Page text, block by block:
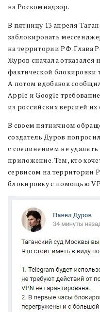
на Роскомнадзор.
В пятницу 13 апреля
заблокировать
на территории РФ. Глава
Журов сначала отказался
фактической блокировки
А потом вдобавок
Apple и Google
из российских версией
В своем пятничном
создатель Дуров
с соединением не
приложение. Тем, кто
сервисом на территории
блокировку с помощью